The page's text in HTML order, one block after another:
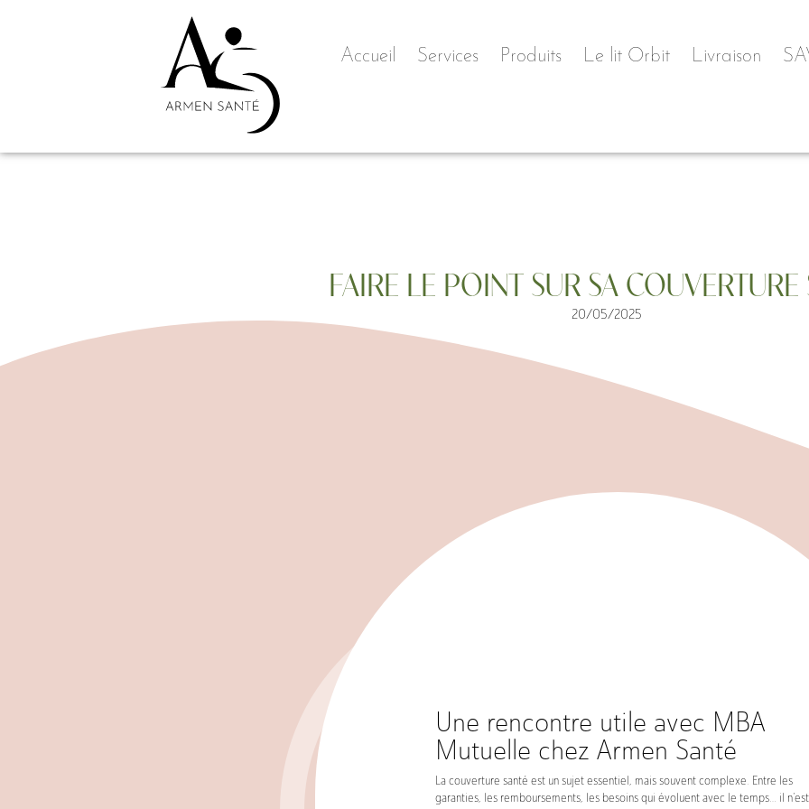
Accueil Services Produits Le lit Orbit Livraison
FAIRE LE POINT SUR SA COUVERTURE
20/05/2025
Une rencontre utile avec MBA
Mutuelle chez Armen Santé
La couverture santé est un sujet essentiel, mais souvent complexe. Entre les
garanties, les remboursements, les besoins qui évoluent avec le temps… il